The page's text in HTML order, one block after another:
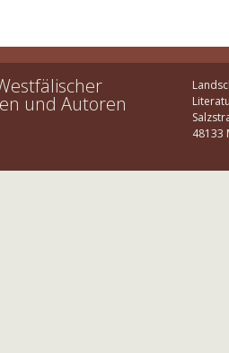
und Autoren
48133